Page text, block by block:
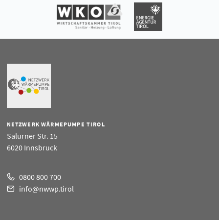
NETZWERK WÄRMEPUMPE TIROL
Salurner Str. 15
6020 Innsbruck
0800 800 700
info@nwwp.tirol